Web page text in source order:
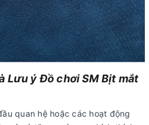
Lưu ý Đồ chơi SM Bịt mắt
quan hệ hoặc các hoạt động